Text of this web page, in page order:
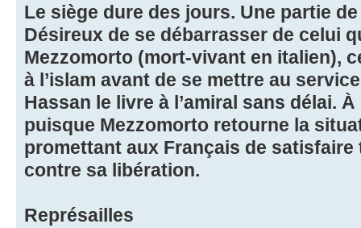
Le siège dure des jours. Une partie
Désireux de se débarrasser de celui
Mezzomorto (mort-vivant en italien),
à l’islam avant de se mettre au
Hassan le livre à l’amiral sans délai.
puisque Mezzomorto retourne la
promettant aux Français de
contre sa libération.
Représailles